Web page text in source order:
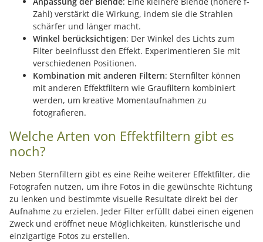
Zahl) verstärkt die Wirkung, indem sie die Strahlen
schärfer und länger macht.
Winkel berücksichtigen: Der Winkel des Lichts zum
Filter beeinflusst den Effekt. Experimentieren Sie mit
verschiedenen Positionen.
Kombination mit anderen Filtern: Sternfilter können
mit anderen Effektfiltern wie Graufiltern kombiniert
werden, um kreative Momentaufnahmen zu
fotografieren.
Welche Arten von Effektfiltern gibt es
noch?
Neben Sternfiltern gibt es eine Reihe weiterer Effektfilter, die
Fotografen nutzen, um ihre Fotos in die gewünschte Richtung
zu lenken und bestimmte visuelle Resultate direkt bei der
Aufnahme zu erzielen. Jeder Filter erfüllt dabei einen eigenen
Zweck und eröffnet neue Möglichkeiten, künstlerische und
einzigartige Fotos zu erstellen.